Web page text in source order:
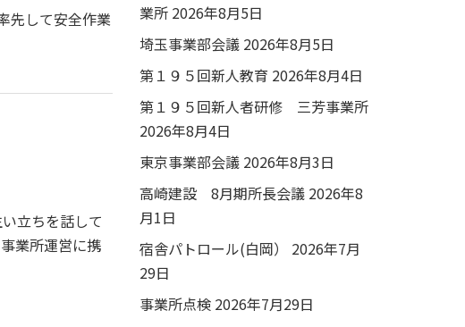
先して安全作業
立ちを話して
業所運営に携
業所 2026年8月5日
埼玉事業部会議 2026年8月5日
第１９５回新人教育 2026年8月4日
第１９５回新人者研修 三芳事業所
2026年8月4日
東京事業部会議 2026年8月3日
高崎建設 8月期所長会議 2026年8
月1日
宿舎パトロール(白岡）
2026年7月
29日
事業所点検 2026年7月29日